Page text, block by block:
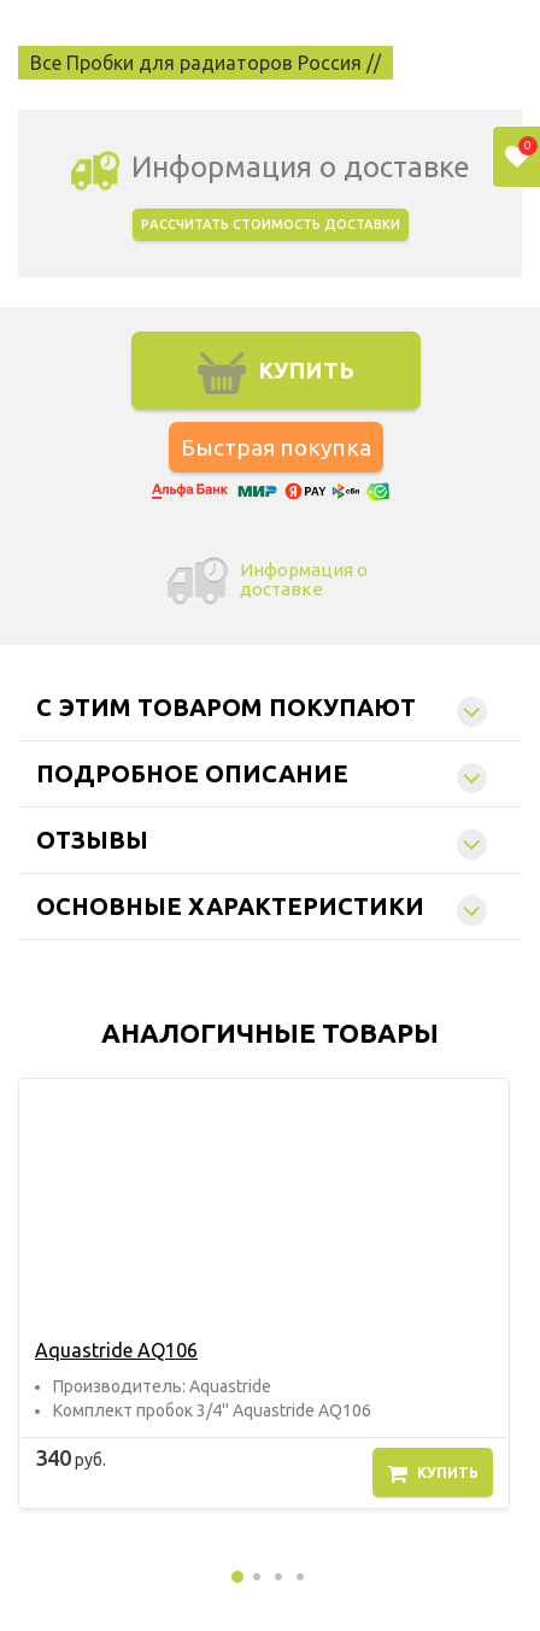
Все Пробки для радиаторов Россия //
Информация о доставке
РАССЧИТАТЬ СТОИМОСТЬ ДОСТАВКИ
КУПИТЬ
Информация о
доставке
C ЭТИМ ТОВАРОМ ПОКУПАЮТ
ПОДРОБНОЕ ОПИСАНИЕ
ОТЗЫВЫ
ОСНОВНЫЕ ХАРАКТЕРИСТИКИ
АНАЛОГИЧНЫЕ ТОВАРЫ
Aquastride AQ106
Прoизвoдитель: Aquastride
Комплект пробок 3/4'' Aquastride AQ106
340руб.
КУПИТЬ
0